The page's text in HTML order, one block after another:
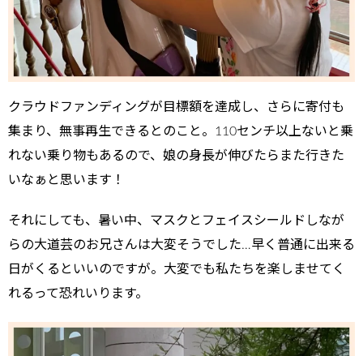
クラウドファンディングが目標額を達成し、さらに寄付も
集まり、無事再生できるとのこと。110センチ以上ないと乗
れない乗り物もあるので、娘の身長が伸びたらまた行きた
いなぁと思います！
それにしても、暑い中、マスクとフェイスシールドしなが
らの大道芸のお兄さんは大変そうでした…早く普通に出来る
日がくるといいのですが。大変でも私たちを楽しませてく
れるって恐れいります。